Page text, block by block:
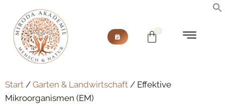
Start / Garten & Landwirtschaft / Effektive
Mikroorganismen (EM)